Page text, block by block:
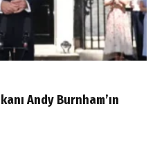
Andy Burnham’ın